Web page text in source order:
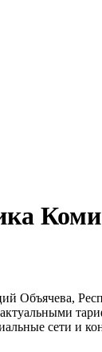
Объячева,
сети